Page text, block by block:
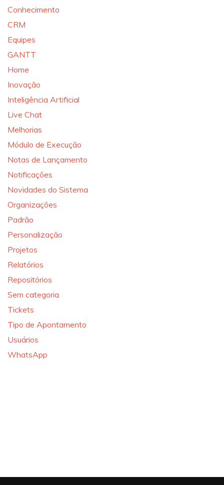
Conhecimento
CRM
Equipes
GANTT
Home
Inovação
Inteligência Artificial
Live Chat
Melhorias
Módulo de Execução
Notas de Lançamento
Notificações
Novidades do Sistema
Organizações
Padrão
Personalização
Projetos
Relatórios
Repositórios
Sem categoria
Tickets
Tipo de Apontamento
Usuários
WhatsApp